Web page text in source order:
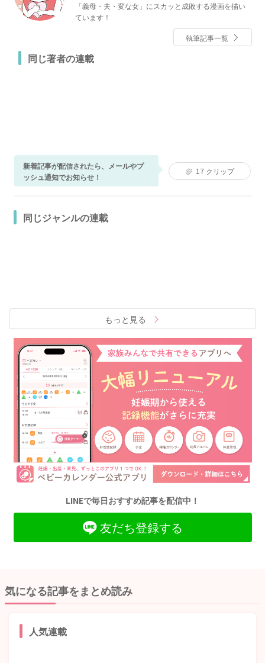
「義母・夫・変な女」にスカッと成敗する漫画を描い
ています！
執筆記事一覧
同じ著者の連載
新着記事が配信されたら、メールやプ
ッシュ通知でお知らせ！
17クリップ
同じジャンルの連載
もっと見る
LINEで毎日おすすめ記事を配信中！
友だち登録する
気になる記事をまとめ読み
人気連載